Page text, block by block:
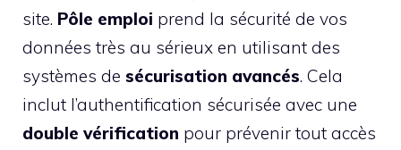
site. Pôle emploi prend la sécurité de vos
données très au sérieux en utilisant des
systèmes de sécurisation avancés. Cela
inclut l’authentification sécurisée avec une
double vérification pour prévenir tout accès